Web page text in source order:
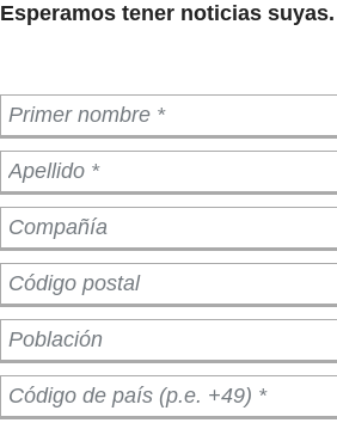
Esperamos tener noticias suyas.